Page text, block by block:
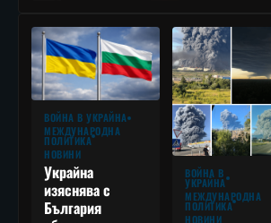
ВОЙНА В УКРАЙНА
МЕЖДУНАРОДНА
ПОЛИТИКА
НОВИНИ
Украйна
изяснява с
България
ВОЙНА В
УКРАЙНА
МЕЖДУНАРОДНА
ПОЛИТИКА
НОВИНИ